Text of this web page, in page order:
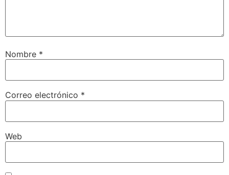
Nombre *
Correo electrónico *
Web